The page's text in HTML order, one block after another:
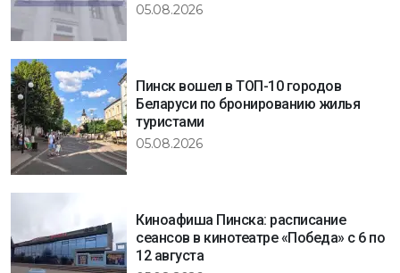
05.08.2026
Пинск вошел в ТОП-10 городов
Беларуси по бронированию жилья
туристами
05.08.2026
Киноафиша Пинска: расписание
сеансов в кинотеатре «Победа» с 6 по
12 августа